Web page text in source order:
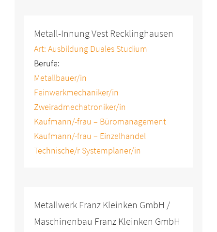
Metall-Innung Vest Recklinghausen
Art: Ausbildung Duales Studium
Berufe:
Metallbauer/in
Feinwerkmechaniker/in
Zweiradmechatroniker/in
Kaufmann/-frau – Büromanagement
Kaufmann/-frau – Einzelhandel
Technische/r Systemplaner/in
Metallwerk Franz Kleinken GmbH /
Maschinenbau Franz Kleinken GmbH